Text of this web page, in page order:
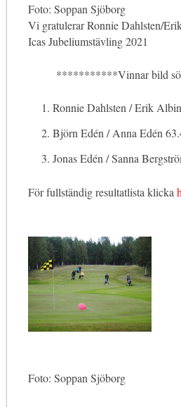
Foto: Soppan Sjöborg
Vi gratulerar Ronnie Dahlsten/
Icas Jubeliumstävling 2021
***********Vinnar bild
Ronnie Dahlsten / Erik
Björn Edén / Anna Edén
Jonas Edén / Sanna
För fullständig resultatlista klicka
Foto: Soppan Sjöborg